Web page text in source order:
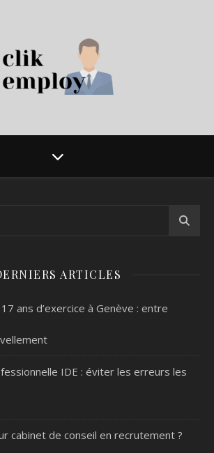
ARTICLES
ans d’exercice à Genève : entre
IDE : éviter les erreurs les
cabinet de conseil en recrutement ?